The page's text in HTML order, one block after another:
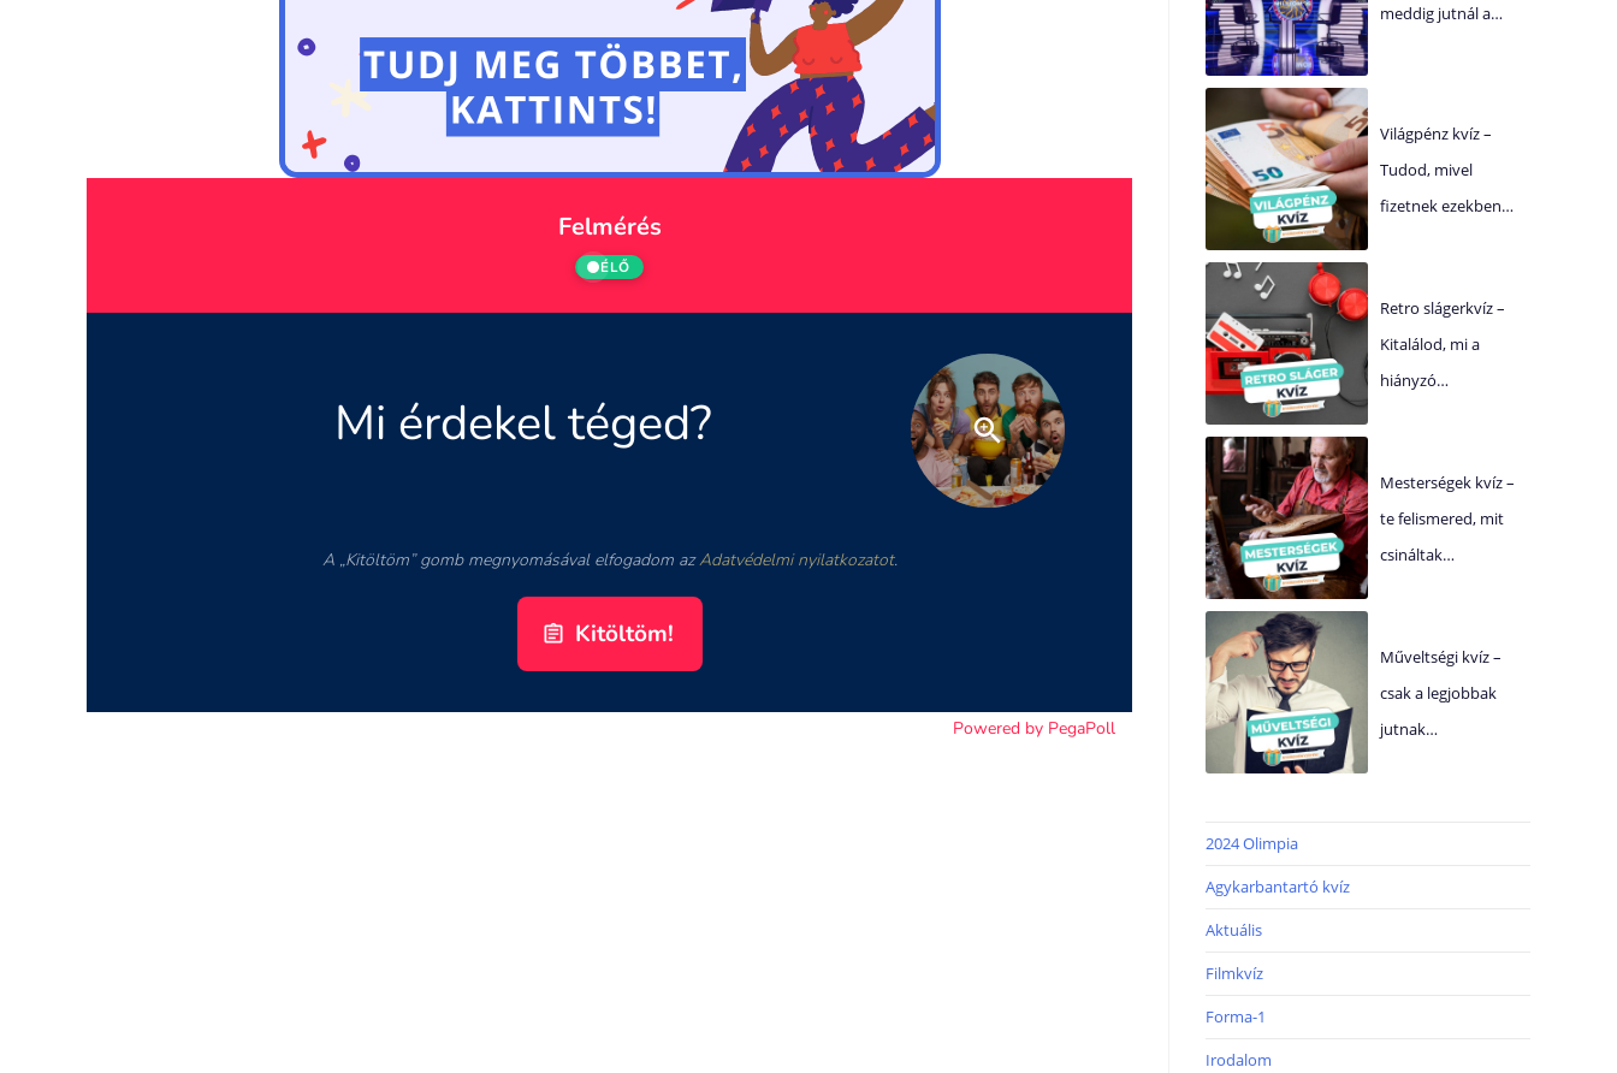
meddig jutnál a…
Világpénz kvíz –
Tudod, mivel
fizetnek ezekben…
Retro slágerkvíz –
Kitalálod, mi a
hiányzó…
Mesterségek kvíz –
te felismered, mit
csináltak…
Műveltségi kvíz –
csak a legjobbak
jutnak…
2024 Olimpia
Agykarbantartó kvíz
Aktuális
Filmkvíz
Forma-1
Irodalom